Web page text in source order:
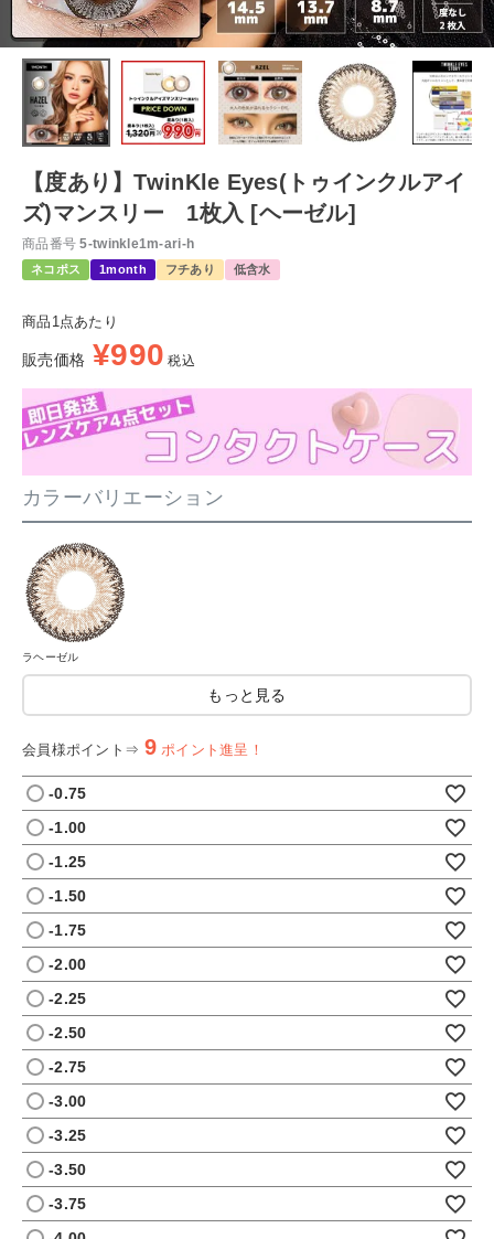
【度あり】TwinKle Eyes(トゥインクルアイ
ズ)マンスリー 1枚入 [ヘーゼル]
商品番号 5-twinkle1m-ari-h
ネコポス 1month フチあり 低含水
商品1点あたり
販売価格 ¥990 税込
カラーバリエーション
ラヘーゼル
もっと見る
会員様ポイント⇒ 9 ポイント進呈！
-0.75
-1.00
-1.25
-1.50
-1.75
-2.00
-2.25
-2.50
-2.75
-3.00
-3.25
-3.50
-3.75